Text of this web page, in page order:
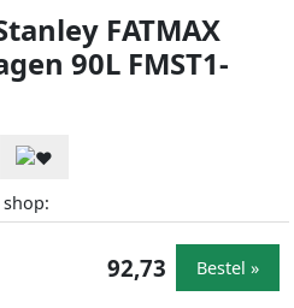
FATMAX
90L FMST1-
shop:
92,73 Bestel »